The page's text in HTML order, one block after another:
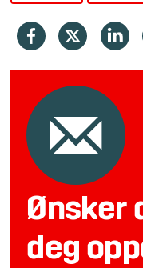
Ønsker
deg